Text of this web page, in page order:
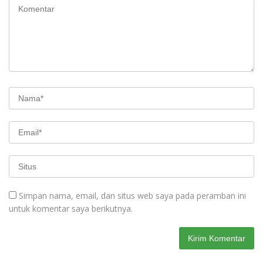
Simpan nama, email, dan situs web saya pada peramban ini
untuk komentar saya berikutnya.